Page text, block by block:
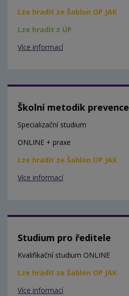
Lze hradit ze Šablon OP JAK
Lze hradit z ÚP
Více informací
Školní metodik prevence
Specializační studium
ONLINE + praxe
Lze hradit ze Šablon OP JAK
Více informací
Studium pro ředitele
Kvalifikační studium ONLINE
Lze hradit ze Šablon OP JAK
Více informací